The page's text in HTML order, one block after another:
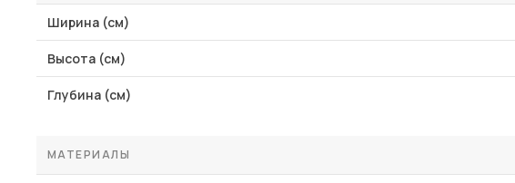
Ширина (см)
Высота (см)
Глубина (см)
МАТЕРИАЛЫ